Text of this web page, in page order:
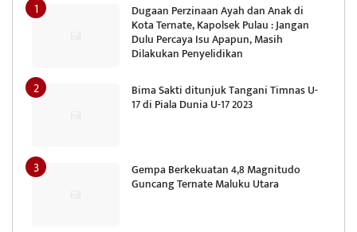
Dugaan Perzinaan Ayah dan Anak di
Kota Ternate, Kapolsek Pulau : Jangan
Dulu Percaya Isu Apapun, Masih
Dilakukan Penyelidikan
Bima Sakti ditunjuk Tangani Timnas U-
17 di Piala Dunia U-17 2023
Gempa Berkekuatan 4,8 Magnitudo
Guncang Ternate Maluku Utara